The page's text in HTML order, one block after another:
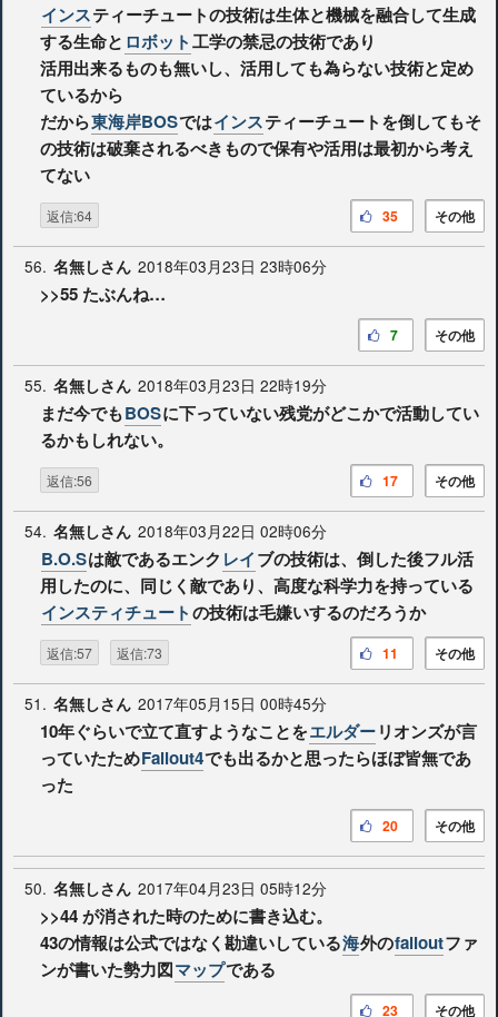
インスティーチュートの技術は生体と機械を融合して生成
する生命と ロボット工学の禁忌の技術であり
活用出来るものも無いし、活用しても為らない技術と定め
ているから
だから東海岸BOSではインスティーチュートを倒してもそ
の技術は破棄されるべきもので保有や活用は最初から考え
てない
返信:64 その他
35
56. 名無しさん 2018年03月23日 23時06分
>>55 たぶんね…
その他
7
55. 名無しさん 2018年03月23日 22時19分
まだ今でもBOSに下っていない残党がどこかで活動してい
るかもしれない。
返信:56 その他
17
54. 名無しさん 2018年03月22日 02時06分
B.O.Sは敵であるエンク レイブの技術は、倒した後フル活
用したのに、同じく敵であり、高度な科学力を持っている
インスティチュートの技術は毛嫌いするのだろうか
返信:57 返信:73 その他
11
51. 名無しさん 2017年05月15日 00時45分
10年ぐらいで立て直すようなことをエルダーリオンズが言
っていたためFallout4でも出るかと思ったらほぼ皆無であ
った
その他
20
50. 名無しさん 2017年04月23日 05時12分
>>44が消された時のために書き込む。
43の情報は公式ではなく勘違いしている海外のfalloutファ
ンが書いた勢力図マップである
その他
23